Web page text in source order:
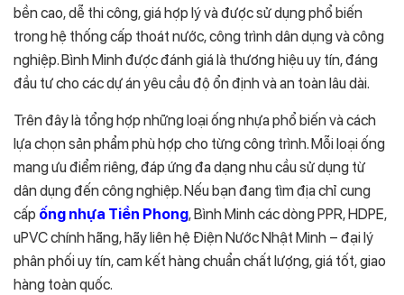
bền cao, dễ thi công, giá hợp lý và được sử dụng phổ biến
trong hệ thống cấp thoát nước, công trình dân dụng và công
nghiệp. Bình Minh được đánh giá là thương hiệu uy tín, đáng
đầu tư cho các dự án yêu cầu độ ổn định và an toàn lâu dài.
Trên đây là tổng hợp những loại ống nhựa phổ biến và cách
lựa chọn sản phẩm phù hợp cho từng công trình. Mỗi loại ống
mang ưu điểm riêng, đáp ứng đa dạng nhu cầu sử dụng từ
dân dụng đến công nghiệp. Nếu bạn đang tìm địa chỉ cung
cấp ống nhựa Tiền Phong, Bình Minh các dòng PPR, HDPE,
uPVC chính hãng, hãy liên hệ Điện Nước Nhật Minh – đại lý
phân phối uy tín, cam kết hàng chuẩn chất lượng, giá tốt, giao
hàng toàn quốc.